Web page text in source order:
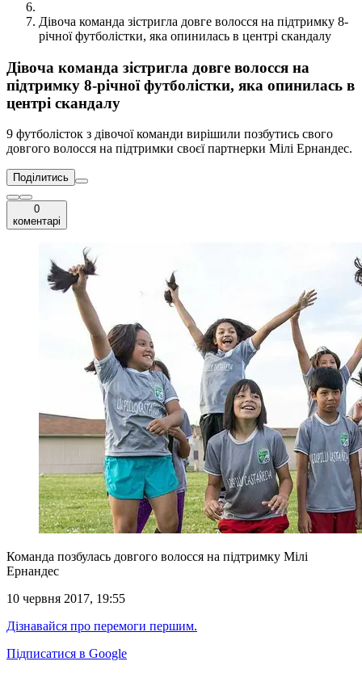
Дівоча команда зістригла довге волосся на підтримку 8-
річної футболістки, яка опинилась в центрі скандалу
Дівоча команда зістригла довге волосся на
підтримку 8-річної футболістки, яка опинилась в
центрі скандалу
9 футболісток з дівочої команди вирішили позбутись свого
довгого волосся на підтримки своєї партнерки Мілі Ернандес.
Поділитись
0
коментарі
Команда позбулась довгого волосся на підтримку Мілі
Ернандес
10 червня 2017, 19:55
Дізнавайся про перемоги першим.
Підписатися в Google